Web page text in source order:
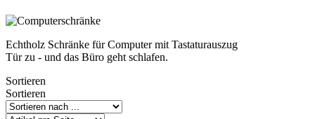
Echtholz Schränke für Computer mit Tastaturauszug
Tür zu - und das Büro geht schlafen.
Sortieren
Sortieren